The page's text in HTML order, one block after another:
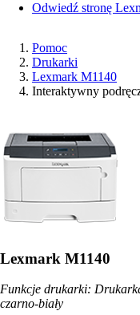
Odwiedź stronę
Pomoc
Drukarki
Lexmark M1140
Interaktywny
Lexmark M1140
Funkcje drukarki:
czarno-biały